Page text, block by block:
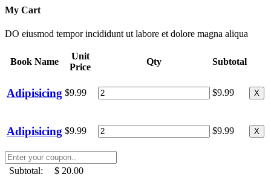
My Cart
DO eiusmod tempor incididunt ut labore et dolore magna aliqua
Book Name
Unit
Price
Qty Subtotal
Adipisicing $9.99 $9.99 X
Adipisicing $9.99 $9.99 X
Subtotal:
$ 20.00